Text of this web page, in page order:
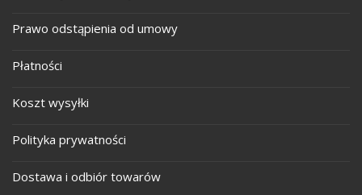
Prawo odstąpienia od umowy
Płatności
Koszt wysyłki
Polityka prywatności
Dostawa i odbiór towarów